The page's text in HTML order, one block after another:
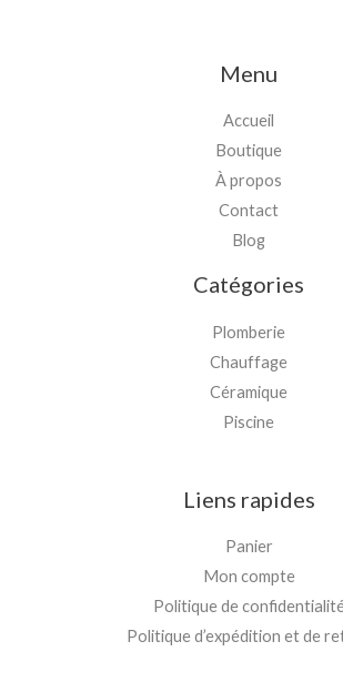
Menu
Accueil
Boutique
À propos
Contact
Blog
Catégories
Plomberie
Chauffage
Céramique
Piscine
Liens rapides
Panier
Mon compte
Politique de confidentialité
Politique d’expédition et de